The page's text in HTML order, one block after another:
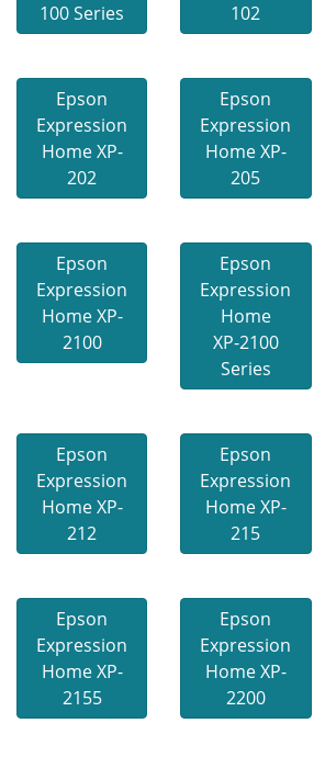
100 Series
102
Epson
Expression
Home XP-
202
Epson
Expression
Home XP-
205
Epson
Expression
Home XP-
2100
Epson
Expression
Home
XP-2100
Series
Epson
Expression
Home XP-
212
Epson
Expression
Home XP-
215
Epson
Expression
Home XP-
2155
Epson
Expression
Home XP-
2200